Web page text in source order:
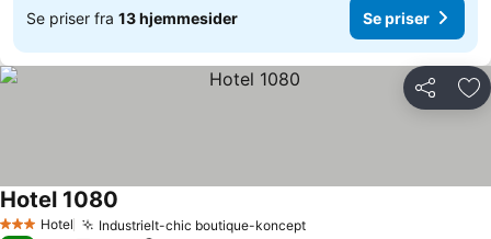
Se priser fra 13 hjemmesider Se priser
Del
3 StjernerHotel Industrielt-chic boutique-koncept
Hotel 1080